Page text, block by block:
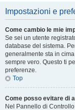
Impostazioni e
Come cambio le mie
Se sei un utente
database del sistema.
generalmente sta in
sempre vero. Questo ti
preferenze.
Top
Come posso evitare di
Nel Pannello di Controllo